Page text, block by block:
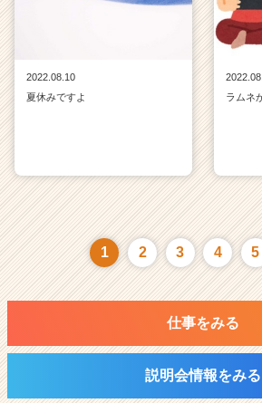
2022.08.10
夏休みですよ
ラムネ
1 2 3 4 5
仕事をみる
説明会情報をみる